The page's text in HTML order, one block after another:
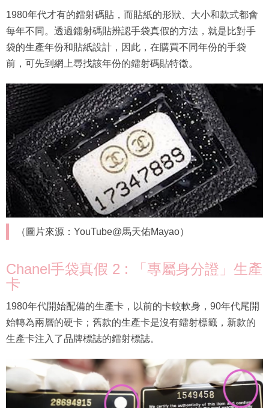
1980年代才有的鐳射碼貼，而貼紙的形狀、大小和款式都會
每年不同。透過鐳射碼貼辨認手袋真假的方法，就是比對手
袋的生產年份和貼紙設計，因此，在購買不同年份的手袋
前，可先到網上尋找該年份的鐳射碼貼特徵。
（圖片來源：YouTube@馬天佑Mayao）
Chanel手袋真假 2 : 「專屬身分證」生產
卡
1980年代開始配備的生產卡，以前的卡較軟身，90年代尾開
始轉為兩層的硬卡；舊款的生產卡是沒有鐳射標籤，新款的
生產卡注入了品牌標誌的鐳射標誌。